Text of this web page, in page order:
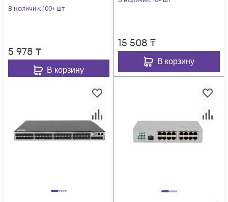
В наличии: 100+ шт
5 978 ₸
В корзину
15 508 ₸
В корзину